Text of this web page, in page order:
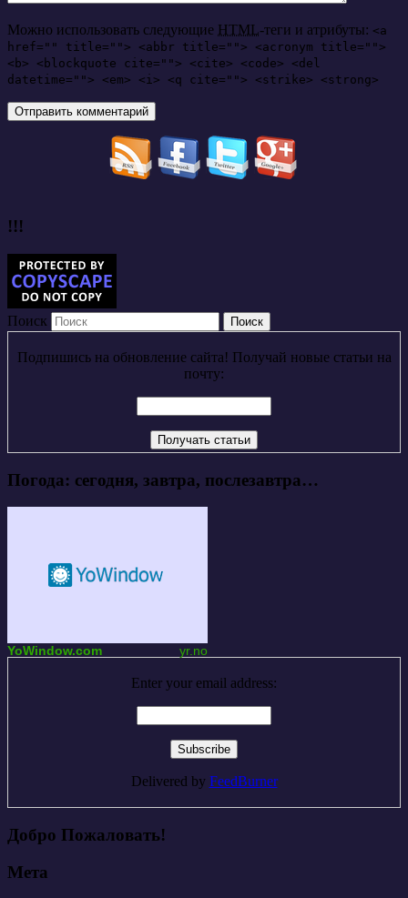
Можно использовать следующие HTML-теги и атрибуты: <a
href="" title=""> <abbr title=""> <acronym title="">
<b> <blockquote cite=""> <cite> <code> <del
datetime=""> <em> <i> <q cite=""> <strike> <strong>
!!!
Поиск
Подпишись на обновление сайта! Получай новые статьи на
почту:
Погода: сегодня, завтра, послезавтра…
YoWindow.com yr.no
Enter your email address:
Delivered by FeedBurner
Добро Пожаловать!
Мета